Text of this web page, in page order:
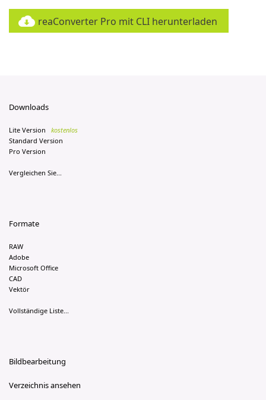
reaConverter Pro mit CLI herunterladen
Downloads
Lite Version
kostenlos
Standard Version
Pro Version
Vergleichen Sie...
Formate
RAW
Adobe
Microsoft Office
CAD
Vektör
Vollständige Liste...
Bildbearbeitung
Verzeichnis ansehen